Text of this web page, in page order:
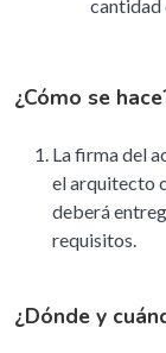
cantidad
¿Cómo se
La firma del
el arquitecto
deberá
requisitos.
¿Dónde y